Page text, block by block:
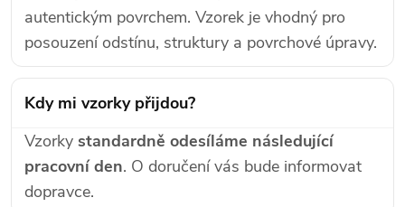
autentickým povrchem. Vzorek je vhodný pro
posouzení odstínu, struktury a povrchové úpravy.
Kdy mi vzorky přijdou?
Vzorky standardně odesíláme následující
pracovní den. O doručení vás bude informovat
dopravce.